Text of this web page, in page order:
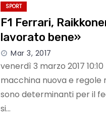
SPORT
F1 Ferrari,
lavorato bene»
Mar 3, 2017
venerdì 3 marzo 2017 10:10
macchina nuova e regole
sono determinanti per il
si…